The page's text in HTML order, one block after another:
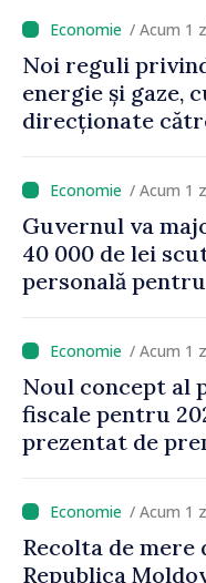
/ Acum 1
Noi reguli
energie și gaze,
direcționate
/ Acum 1
Guvernul va
40 000 de lei
personală
de milioane de lei
oamenilor”/ Acum 1
Noul concept al
fiscale pentru
prezentat de
puțin munca,
investițiile,
echilibrăm
/ Acum 1
Recolta de mere
Republica